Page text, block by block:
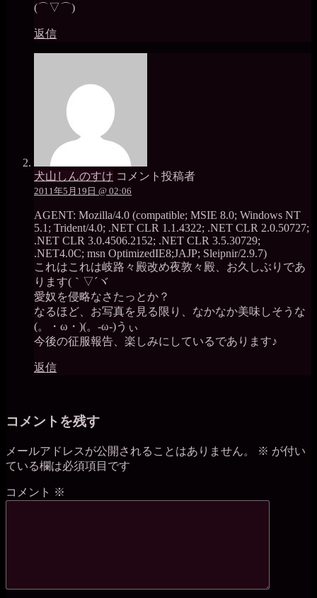
(⌒▽⌒)
返信
犬山しんのすけ コメント投稿者
2011年5月19日 @ 02:06
AGENT: Mozilla/4.0 (compatible; MSIE 8.0; Windows NT
5.1; Trident/4.0; .NET CLR 1.1.4322; .NET CLR 2.0.50727;
.NET CLR 3.0.4506.2152; .NET CLR 3.5.30729;
.NET4.0C; msn OptimizedIE8;JAJP; Sleipnir/2.9.7)
これはこれは岐路々殿改め夜敦々殿、お久しぶりであ
ります(｀▽´ヾ
愛奴を侵略なさたっとか？
なるほど、お写真を見る限り、なかなか美味しそうな
(。・ω・)(。-ω-)うぃ
今後の征服報告、楽しみにしているであります♪
返信
コメントを残す
メールアドレスが公開されることはありません。 ※ が付い
ている欄は必須項目です
コメント ※